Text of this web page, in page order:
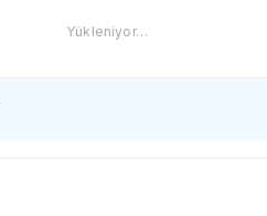
Yükleniyor…